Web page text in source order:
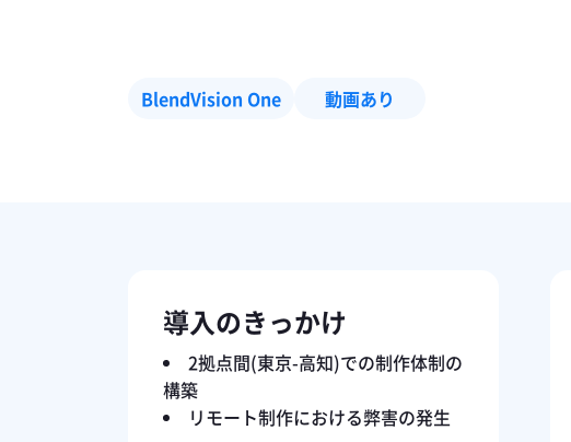
BlendVision One 動画あり
導入のきっかけ
2拠点間(東京-高知)での制作体制の
構築
リモート制作における弊害の発生